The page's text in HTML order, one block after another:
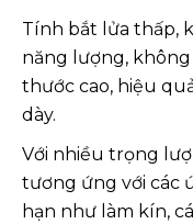
Tính bắt lửa thấp,
năng lượng,
thước cao, hiệu
dày.
Với nhiều trọng
tương ứng với các
hạn như làm kín,